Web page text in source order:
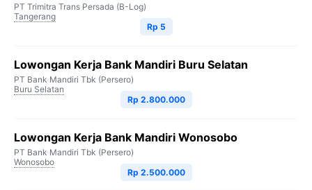
PT Trimitra Trans Persada (B-Log)
Tangerang
Rp 5
Lowongan Kerja Bank Mandiri Buru Selatan
PT Bank Mandiri Tbk (Persero)
Buru Selatan
Rp 2.800.000
Lowongan Kerja Bank Mandiri Wonosobo
PT Bank Mandiri Tbk (Persero)
Wonosobo
Rp 2.500.000